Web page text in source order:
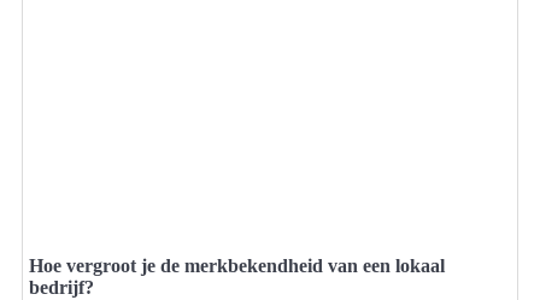
Hoe vergroot je de merkbekendheid van een lokaal
bedrijf?